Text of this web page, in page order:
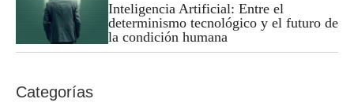
Inteligencia Artificial: Entre el
determinismo tecnológico y el futuro de
la condición humana
Categorías